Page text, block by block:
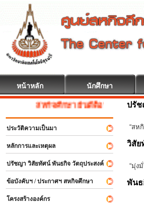
หน้าหลัก นักศึกษา
สหกิจศึกษา ยินดีต้อนรับ
ประวัติความเป็นมา
หลักการและเหตุผล
ปรัชญา วิสัยทัศน์ พันธกิจ วัตถุประสงค์
ข้อบังคับฯ / ประกาศฯ สหกิจศึกษา
โครงสร้างองค์กร
ปรั
“สห
วิสัย
“มุ่ง
พัน